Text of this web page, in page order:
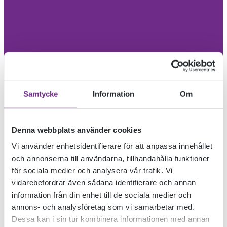
Samtycke Information Om
Denna webbplats använder cookies
Vi använder enhetsidentifierare för att anpassa innehållet
och annonserna till användarna, tillhandahålla funktioner
för sociala medier och analysera vår trafik. Vi
vidarebefordrar även sådana identifierare och annan
information från din enhet till de sociala medier och
annons- och analysföretag som vi samarbetar med.
Dessa kan i sin tur kombinera informationen med annan